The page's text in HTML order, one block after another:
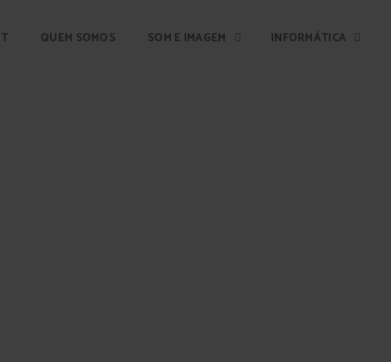
QUEM SOMOS SOM E IMAGEM INFORMÁTICA